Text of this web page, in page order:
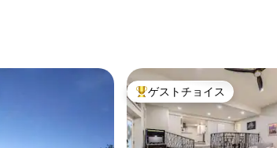
均評価
スです。 大好評のゲストチョイスで
ゲストチョイス